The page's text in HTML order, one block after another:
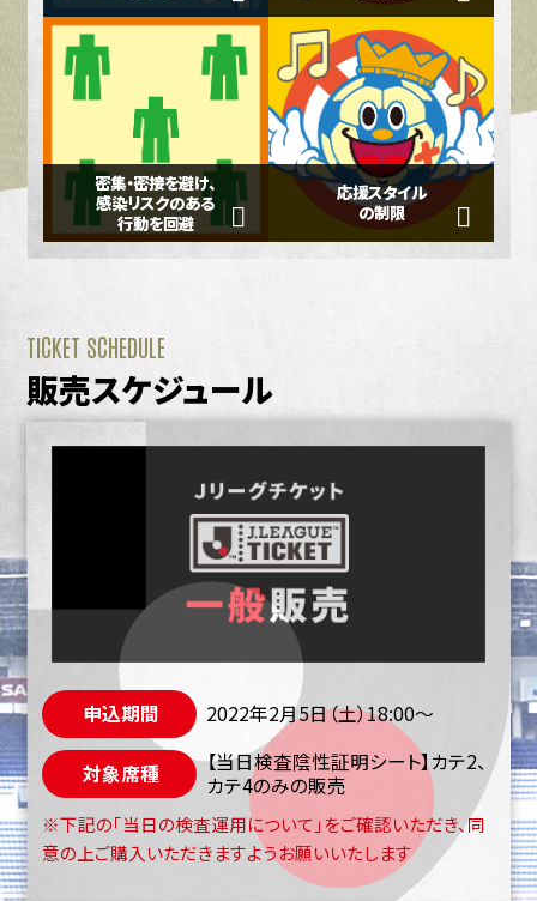
密集・密接を避け、
感染リスクのある
行動を回避
応援スタイル
の制限
TICKET SCHEDULE
販売スケジュール
申込期間 2022年2月5日（土）18:00～
対象席種
【当日検査陰性証明シート】カテ2、
カテ4のみの販売
※下記の「当日の検査運用について」をご確認いただき、同
意の上ご購入いただきますようお願いいたします